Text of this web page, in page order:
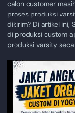
calon customer
proses produksi
dikirim? Di artikel ini,
di produksi custom
produksi varsity